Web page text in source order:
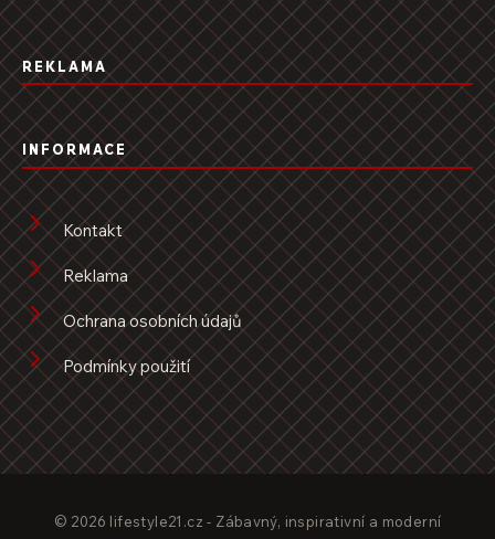
REKLAMA
INFORMACE
Kontakt
Reklama
Ochrana osobních údajů
Podmínky použití
© 2026 lifestyle21.cz - Zábavný, inspirativní a moderní